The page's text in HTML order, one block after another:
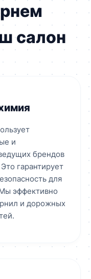
салон
и
брендов
гарантирует
для
эффективно
и дорожных